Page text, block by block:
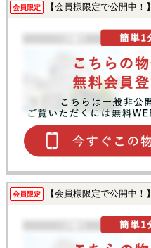
会員限定 【会員様限定で公開中！】
会員限定 【会員様限定で公開中！】